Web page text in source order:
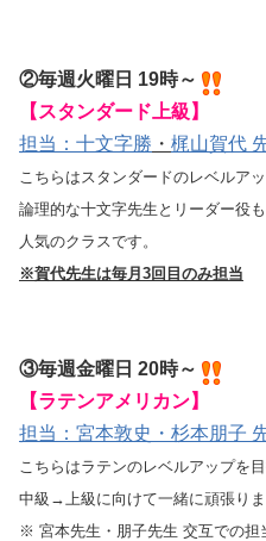
②毎週火曜日 19時～
【スタンダード上級】
担当：十文字勝 ・ 梶山賀代
こちらはスタンダードのレベルア
論理的な十文字先生とリーダー役
人気のクラスです。
※賀代先生は毎月3回目のみ担当
③毎週金曜日 20時～
【ラテンアメリカン】
担当：宮本敦史・杉本朋子
こちらはラテンのレベルアップを
中級→上級に向けて一緒に頑張りま
※ 宮本先生・朋子先生 交互での担